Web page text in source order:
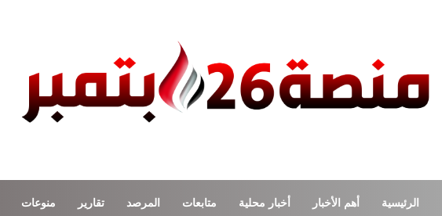
الرئيسية أهم الأخبار أخبار محلية متابعات المرصد تقارير منوعات